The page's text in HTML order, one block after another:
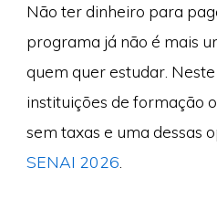
Não ter dinheiro para
programa já não é mais
quem quer estudar.
instituições de formação
sem taxas e uma dessas
SENAI 2026